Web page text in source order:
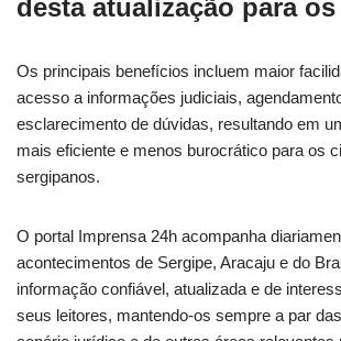
desta atualização para
Os principais benefícios incluem maior
acesso a informações judiciais,
esclarecimento de dúvidas, resultando em
mais eficiente e menos burocrático para os
sergipanos.
O portal Imprensa 24h acompanha
acontecimentos de Sergipe, Aracaju e do
informação confiável, atualizada e de
seus leitores, mantendo-os sempre a par